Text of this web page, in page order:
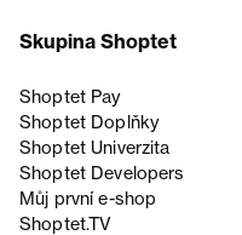
Skupina Shoptet
Shoptet Pay
Shoptet Doplňky
Shoptet Univerzita
Shoptet Developers
Můj první e-shop
Shoptet.TV